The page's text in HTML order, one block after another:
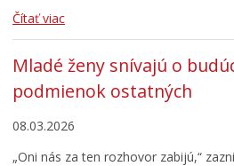
Čítať viac
Mladé ženy snívajú o
podmienok ostatných
08.03.2026
„Oni nás za ten rozhovor zabijú,“